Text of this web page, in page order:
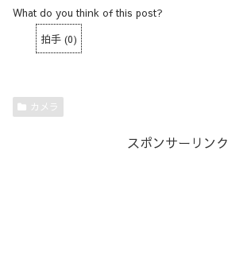
What do you think of this post?
拍手 (0)
カメラ
スポンサーリンク